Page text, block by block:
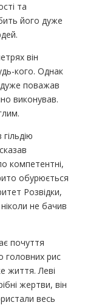
та
його дуже
він
кого. Однак
дуже поважав
виконував.
компетентні,
обурюється
Розвідки,
не бачив
почуття
головних рис
життя. Леві
жертви, він
весь